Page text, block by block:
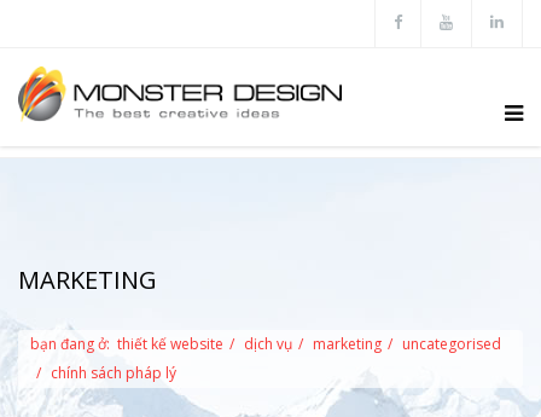
MARKETING
bạn đang ở: thiết kế website dịch vụ marketing
uncategorised
chính sách pháp lý